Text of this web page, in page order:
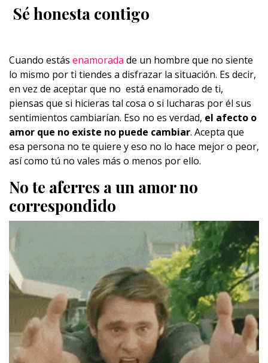
Sé honesta contigo
Cuando estás enamorada de un hombre que no siente
lo mismo por ti tiendes a disfrazar la situación. Es decir,
en vez de aceptar que no está enamorado de ti,
piensas que si hicieras tal cosa o si lucharas por él sus
sentimientos cambiarían. Eso no es verdad, el afecto o
amor que no existe no puede cambiar. Acepta que
esa persona no te quiere y eso no lo hace mejor o peor,
así como tú no vales más o menos por ello.
No te aferres a un amor no
correspondido